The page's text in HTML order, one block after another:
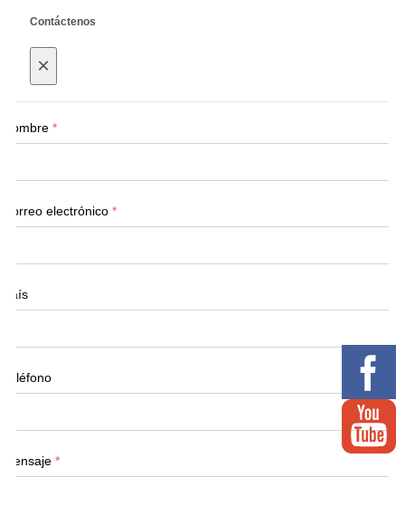
Contáctenos
×
Nombre *
Correo electrónico *
País
Teléfono
Mensaje *